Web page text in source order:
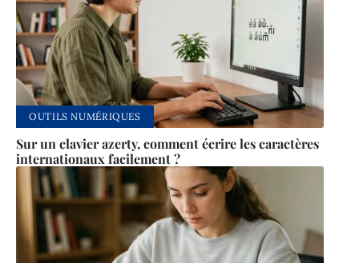
OUTILS NUMÉRIQUES
Sur un clavier azerty, comment écrire les caractères
internationaux facilement ?